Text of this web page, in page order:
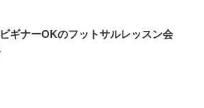
ビギナーOKのフットサルレッスン会